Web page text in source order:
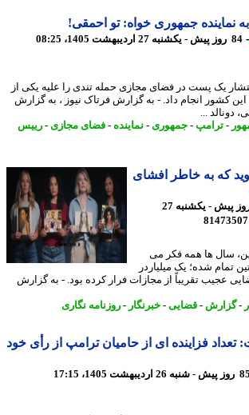
جمهوری خواه: تو احمقی!
یک پست در فضای مجازی حمله تندی را علیه یکی از
انجام داد. - به گزارش فرتاک نیوز ، به گزارش
...
ترامپ -جمهوری- نماینده-فضای مجازی- رییس
که به خاطر افشای
85 روز پیش - یکشنبه 27
ها همه فکر می
شده؛ یک میلیاردر
تقریباً از مجازات فرار کرده بود. - به گزارش
-قضایی-خبرنگار -روزنامه نگاری
فزاینده ای از حامیان ترامپ از رأی خود